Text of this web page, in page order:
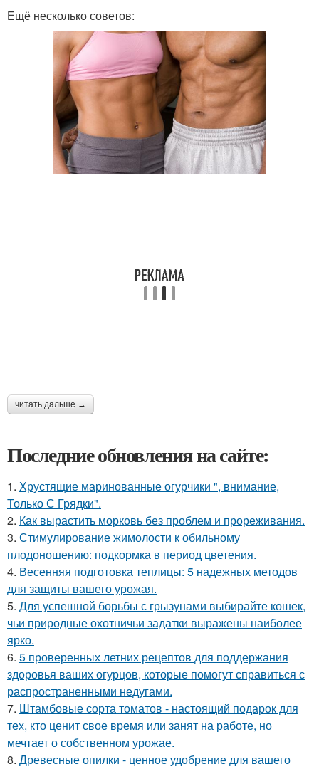
Ещё несколько советов:
читать дальше →
Последние обновления на сайте:
1. Хрустящие маринованные огурчики ", внимание,
Только С Грядки".
2. Как вырастить морковь без проблем и прореживания.
3. Стимулирование жимолости к обильному
плодоношению: подкормка в период цветения.
4. Весенняя подготовка теплицы: 5 надежных методов
для защиты вашего урожая.
5. Для успешной борьбы с грызунами выбирайте кошек,
чьи природные охотничьи задатки выражены наиболее
ярко.
6. 5 проверенных летних рецептов для поддержания
здоровья ваших огурцов, которые помогут справиться с
распространенными недугами.
7. Штамбовые сорта томатов - настоящий подарок для
тех, кто ценит свое время или занят на работе, но
мечтает о собственном урожае.
8. Древесные опилки - ценное удобрение для вашего